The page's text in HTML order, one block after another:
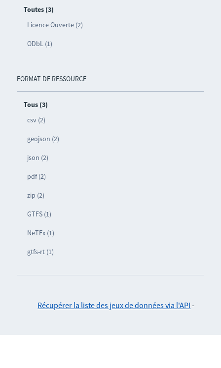
Toutes (3)
Licence Ouverte (2)
ODbL (1)
FORMAT DE RESSOURCE
Tous (3)
csv (2)
geojson (2)
json (2)
pdf (2)
zip (2)
GTFS (1)
NeTEx (1)
gtfs-rt (1)
Récupérer la liste des jeux de données via l'API -